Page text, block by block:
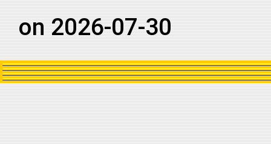
2006213N13256 2006 41
2006213N13256 2006 41 EP MM
on 2026-07-30